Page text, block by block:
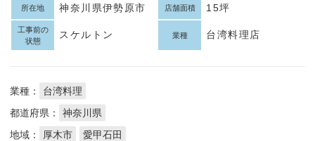
所在地 神奈川県伊勢原市 店舗面積 15坪
工事前の
状態
スケルトン 業種 台湾料理店
業種：
台湾料理
都道府県：
神奈川県
地域：
厚木市 愛甲石田